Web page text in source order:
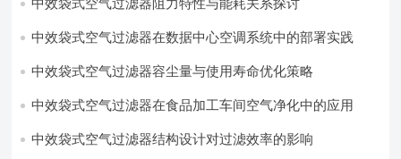
中效袋式空气过滤器阻力特性与能耗关系探讨
中效袋式空气过滤器在数据中心空调系统中的部署实践
中效袋式空气过滤器容尘量与使用寿命优化策略
中效袋式空气过滤器在食品加工车间空气净化中的应用
中效袋式空气过滤器结构设计对过滤效率的影响